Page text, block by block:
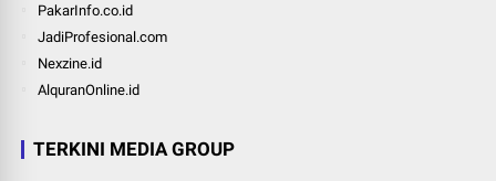
PakarInfo.co.id
JadiProfesional.com
Nexzine.id
AlquranOnline.id
TERKINI MEDIA GROUP